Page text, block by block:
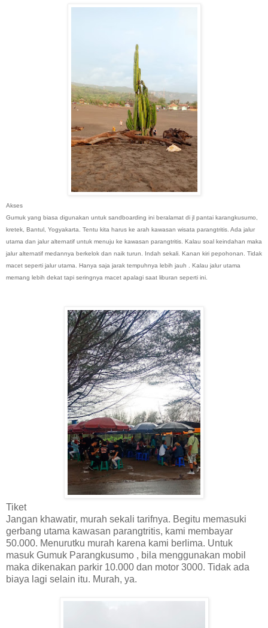
Akses
Gumuk yang biasa digunakan untuk sandboarding ini beralamat di jl pantai karangkusumo,
kretek, Bantul, Yogyakarta. Tentu kita harus ke arah kawasan wisata parangtritis. Ada jalur
utama dan jalur alternatif untuk menuju ke kawasan parangtritis. Kalau soal keindahan maka
jalur alternatif medannya berkelok dan naik turun. Indah sekali. Kanan kiri pepohonan. Tidak
macet seperti jalur utama. Hanya saja jarak tempuhnya lebih jauh . Kalau jalur utama
memang lebih dekat tapi seringnya macet apalagi saat liburan seperti ini.
Tiket
Jangan khawatir, murah sekali tarifnya. Begitu memasuki
gerbang utama kawasan parangtritis, kami membayar
50.000. Menurutku murah karena kami berlima. Untuk
masuk Gumuk Parangkusumo , bila menggunakan mobil
maka dikenakan parkir 10.000 dan motor 3000. Tidak ada
biaya lagi selain itu. Murah, ya.